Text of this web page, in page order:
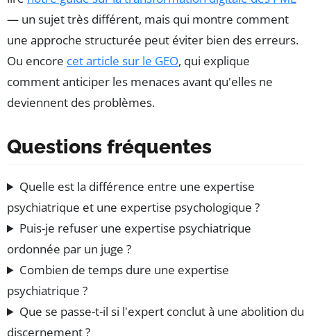
— un sujet très différent, mais qui montre comment
une approche structurée peut éviter bien des erreurs.
Ou encore cet article sur le GEO, qui explique
comment anticiper les menaces avant qu'elles ne
deviennent des problèmes.
Questions fréquentes
Quelle est la différence entre une expertise
psychiatrique et une expertise psychologique ?
Puis-je refuser une expertise psychiatrique
ordonnée par un juge ?
Combien de temps dure une expertise
psychiatrique ?
Que se passe-t-il si l'expert conclut à une abolition du
discernement ?